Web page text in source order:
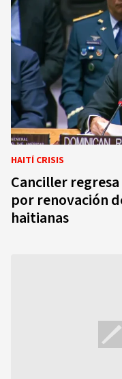
HAITÍ CRISIS
Canciller
por renovación
haitianas